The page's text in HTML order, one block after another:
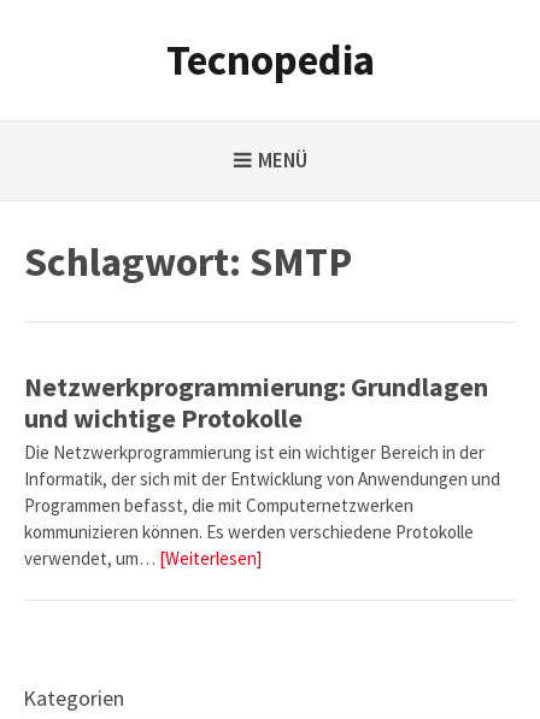
Tecnopedia
MENÜ
Schlagwort: SMTP
Netzwerkprogrammierung: Grundlagen
und wichtige Protokolle
Die Netzwerkprogrammierung ist ein wichtiger Bereich in der
Informatik, der sich mit der Entwicklung von Anwendungen und
Programmen befasst, die mit Computernetzwerken
kommunizieren können. Es werden verschiedene Protokolle
verwendet, um… [Weiterlesen]
Kategorien